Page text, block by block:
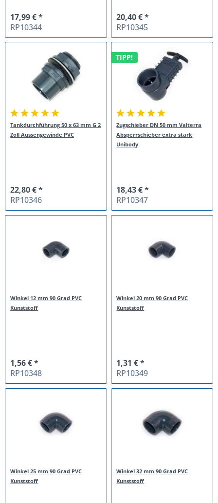
17,99 € *
RP10344
20,40 € *
RP10345
Tankdurchführung 50 x 63 mm G 2
Zoll Aussengewinde PVC
22,80 € *
RP10346
TIPP!
Zugschieber DN 50 mm Valterra
Absperrschieber extra stark
Unibody
18,43 € *
RP10347
Winkel 12 mm 90 Grad PVC
Kunststoff
1,56 € *
RP10348
Winkel 20 mm 90 Grad PVC
Kunststoff
1,31 € *
RP10349
Winkel 25 mm 90 Grad PVC
Kunststoff
Winkel 32 mm 90 Grad PVC
Kunststoff